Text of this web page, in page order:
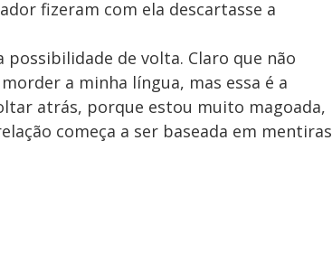
fizeram com ela descartasse a
de volta. Claro que não
a minha língua, mas essa é a
atrás, porque estou muito magoada,
começa a ser baseada em mentiras